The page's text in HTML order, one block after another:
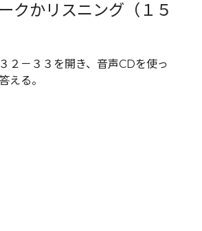
クかリスニング（１５
２－３３を開き、音声CDを使っ
える。